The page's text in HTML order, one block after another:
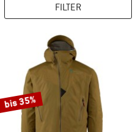
FILTER
bis 35%